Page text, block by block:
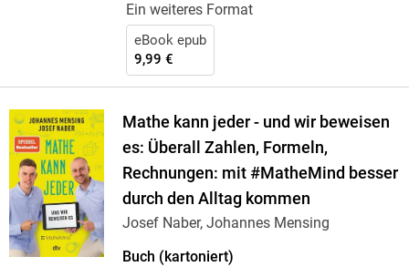
Ein weiteres Format
eBook epub
9,99 €
Mathe kann jeder - und wir beweisen
es: Überall Zahlen, Formeln,
Rechnungen: mit #MatheMind besser
durch den Alltag kommen
Josef Naber, Johannes Mensing
Buch (kartoniert)